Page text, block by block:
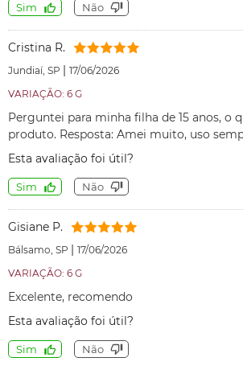
Sim Não
Cristina R.
Jundiaí, SP | 17/06/2026
VARIAÇÃO: 6 G
Perguntei para minha filha de 15 anos, o
produto. Resposta: Amei muito, uso
Esta avaliação foi útil?
Sim Não
Gisiane P.
Bálsamo, SP | 17/06/2026
VARIAÇÃO: 6 G
Excelente, recomendo
Esta avaliação foi útil?
Sim Não